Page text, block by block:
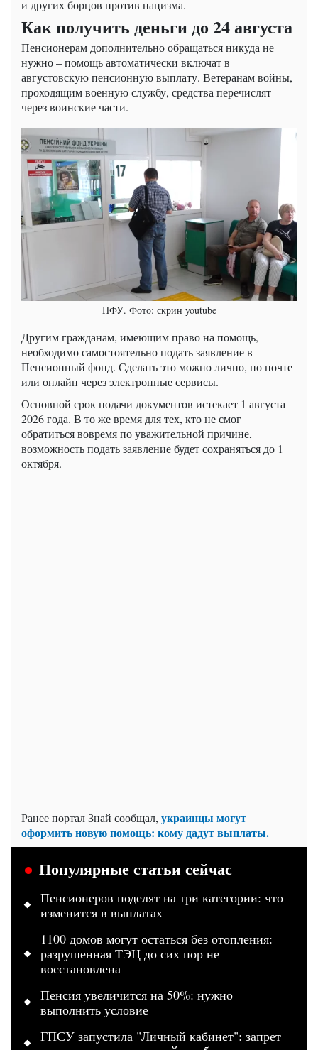
и других борцов против нацизма.
Как получить деньги до 24 августа
Пенсионерам дополнительно обращаться никуда не
нужно – помощь автоматически включат в
августовскую пенсионную выплату. Ветеранам войны,
проходящим военную службу, средства перечислят
через воинские части.
ПФУ. Фото: скрин youtube
Другим гражданам, имеющим право на помощь,
необходимо самостоятельно подать заявление в
Пенсионный фонд. Сделать это можно лично, по почте
или онлайн через электронные сервисы.
Основной срок подачи документов истекает 1 августа
2026 года. В то же время для тех, кто не смог
обратиться вовремя по уважительной причине,
возможность подать заявление будет сохраняться до 1
октября.
Ранее портал Знай сообщал, украинцы могут
оформить новую помощь: кому дадут выплаты.
Популярные статьи сейчас
Пенсионеров поделят на три категории: что
изменится в выплатах
1100 домов могут остаться без отопления:
разрушенная ТЭЦ до сих пор не
восстановлена
Пенсия увеличится на 50%: нужно
выполнить условие
ГПСУ запустила "Личный кабинет": запрет